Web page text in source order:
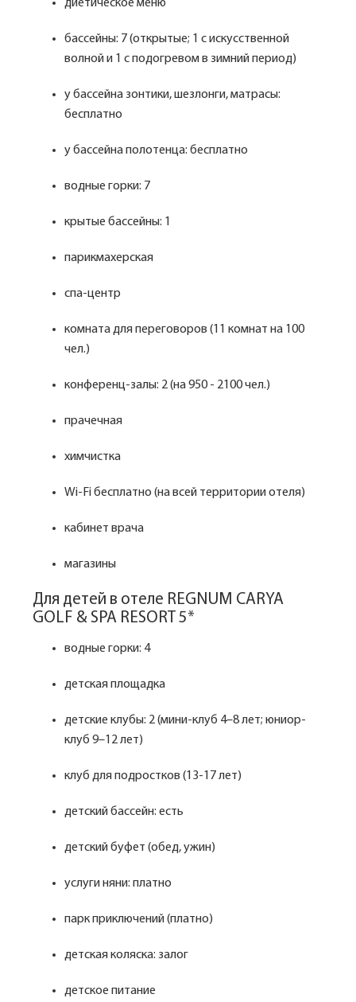
диетическое меню
бассейны: 7 (открытые; 1 с искусственной
волной и 1 с подогревом в зимний период)
у бассейна зонтики, шезлонги, матрасы:
бесплатно
у бассейна полотенца: бесплатно
водные горки: 7
крытые бассейны: 1
парикмахерская
спа-центр
комната для переговоров (11 комнат на 100
чел.)
конференц-залы: 2 (на 950 - 2100 чел.)
прачечная
химчистка
Wi-Fi бесплатно (на всей территории отеля)
кабинет врача
магазины
Для детей в отеле REGNUM CARYA
GOLF & SPA RESORT 5*
водные горки: 4
детская площадка
детские клубы: 2 (мини-клуб 4–8 лет; юниор-
клуб 9–12 лет)
клуб для подростков (13-17 лет)
детский бассейн: есть
детский буфет (обед, ужин)
услуги няни: платно
парк приключений (платно)
детская коляска: залог
детское питание